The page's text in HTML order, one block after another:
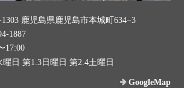
1303 鹿児島県鹿児島市本城町634−3
1887
17:00
曜日 第1.3日曜日 第2.4土曜日
GoogleMap